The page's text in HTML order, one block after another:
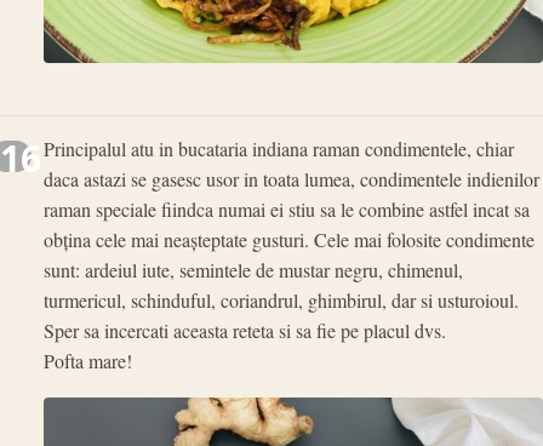
16Principalul atu in bucataria indiana raman condimentele, chiar
daca astazi se gasesc usor in toata lumea, condimentele indienilor
raman speciale fiindca numai ei stiu sa le combine astfel incat sa
obţina cele mai neaşteptate gusturi. Cele mai folosite condimente
sunt: ardeiul iute, semintele de mustar negru, chimenul,
turmericul, schinduful, coriandrul, ghimbirul, dar si usturoioul.
Sper sa incercati aceasta reteta si sa fie pe placul dvs.
Pofta mare!